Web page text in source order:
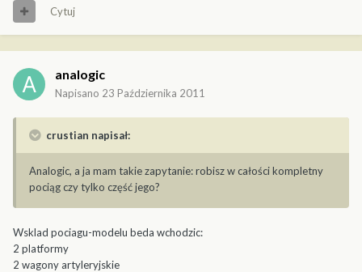
Cytuj
analogic
Napisano 23 Października 2011
crustian napisał:
Analogic, a ja mam takie zapytanie: robisz w całości kompletny
pociąg czy tylko część jego?
Wsklad pociagu-modelu beda wchodzic:
2 platformy
2 wagony artyleryjskie